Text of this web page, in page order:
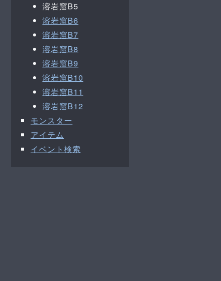
溶岩窟B5
溶岩窟B6
溶岩窟B7
溶岩窟B8
溶岩窟B9
溶岩窟B10
溶岩窟B11
溶岩窟B12
モンスター
アイテム
イベント検索